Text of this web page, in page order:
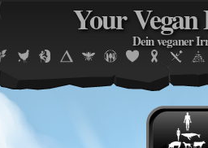
Jump to
Your Vegan
Dein veganer